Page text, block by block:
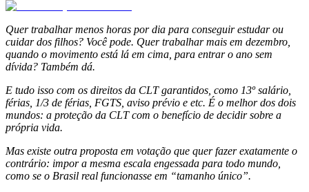
Quer trabalhar menos horas por dia para conseguir estudar ou
cuidar dos filhos? Você pode. Quer trabalhar mais em dezembro,
quando o movimento está lá em cima, para entrar o ano sem
dívida? Também dá.
E tudo isso com os direitos da CLT garantidos, como 13º salário,
férias, 1/3 de férias, FGTS, aviso prévio e etc. É o melhor dos dois
mundos: a proteção da CLT com o benefício de decidir sobre a
própria vida.
Mas existe outra proposta em votação que quer fazer exatamente o
contrário: impor a mesma escala engessada para todo mundo,
como se o Brasil real funcionasse em “tamanho único”.